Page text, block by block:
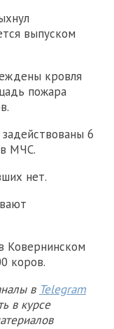
выпуском
кровля
пожара
6
МЧС.
нет.
Ковернинском
коров.
в Telegram
в курсе